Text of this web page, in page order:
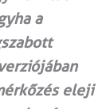
a
eleji